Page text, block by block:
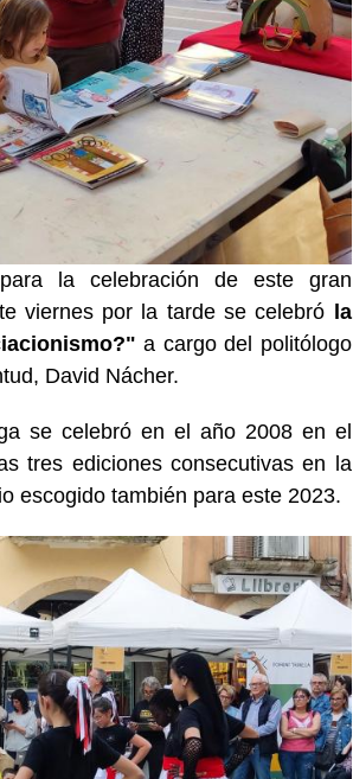
la celebración de este gran
viernes por la tarde se celebró la
a cargo del politólogo
David Nácher.
se celebró en el año 2008 en el
tres ediciones consecutivas en la
escogido también para este 2023.